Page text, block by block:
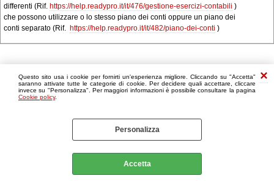
Questo sito usa i cookie per fornirti un'esperienza migliore. Cliccando su "Accetta"
saranno attivate tutte le categorie di cookie. Per decidere quali accettare, cliccare
invece su "Personalizza". Per maggiori informazioni è possibile consultare la pagina
Cookie policy.
Personalizza
Accetta
differenti (Rif. https://help.readypro.it/it/476/gestione-esercizi-contabili )
che possono utilizzare o lo stesso piano dei conti oppure un piano dei
conti separato (Rif. https://help.readypro.it/it/482/piano-dei-conti )